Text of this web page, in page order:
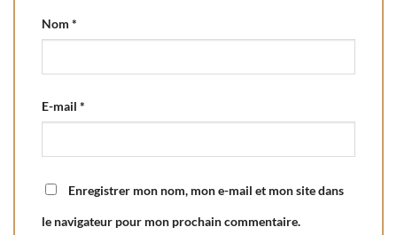
Nom *
E-mail *
Enregistrer mon nom, mon e-mail et mon site dans
le navigateur pour mon prochain commentaire.